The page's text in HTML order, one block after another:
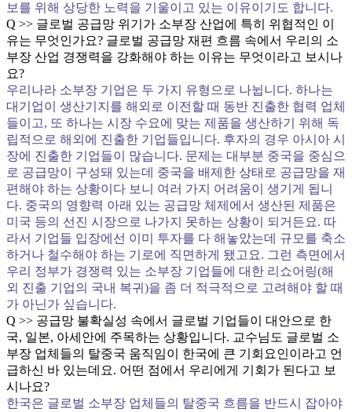
보를 위해 상당한 노력을 기울이고 있는 이유이기도 합니다.
Q >> 글로벌 공급망 위기가 소부장 산업에 특히 위협적인 이
유는 무엇인가요? 글로벌 공급망 재편 흐름 속에서 우리의 소
부장 산업 경쟁력을 강화해야 하는 이유는 무엇이라고 보시나
요?
우리나라 소부장 기업은 두 가지 유형으로 나뉩니다. 하나는
대기업이 생산기지를 해외로 이전할 때 동반 진출한 협력 업체
들이고, 또 하나는 시장 수요에 맞는 제품을 생산하기 위해 독
립적으로 해외에 진출한 기업들입니다. 후자의 경우 아시아 시
장에 진출한 기업들이 많습니다. 문제는 대부분 중국을 중심으
로 공급망이 구성돼 있는데 중국을 배제한 상태로 공급망을 재
편해야 하는 상황이다 보니 여러 가지 어려움이 생기게 됩니
다. 중국의 영향력 아래 있는 공급망 체제에서 생산된 제품은
미국 등의 선진 시장으로 나가지 못하는 상황이 되거든요. 따
라서 기업들 입장에선 이미 투자를 다 해놓았는데 규모를 축소
하거나 철수해야 하는 기로에 직면하게 됐고요. 그런 측면에서
우리 정부가 경쟁력 있는 소부장 기업들에 대한 리쇼어링(해
외 진출 기업의 국내 복귀)을 좀 더 적극적으로 고려해야 할 때
가 아닌가 싶습니다.
Q >> 공급망 불확실성 속에서 글로벌 기업들이 대안으로 한
국, 일본, 아세안에 주목하는 상황입니다. 교수님도 글로벌 소
부장 업체들의 탈중국 움직임이 한국에 큰 기회요인이라고 언
급하신 바 있는데요. 어떤 점에서 우리에게 기회가 된다고 보
시나요?
한국은 글로벌 소부장 업체들의 탈중국 흐름을 반드시 잡아야